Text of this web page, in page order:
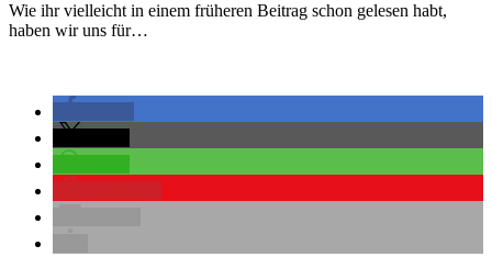
Wie ihr vielleicht in einem früheren Beitrag schon gelesen habt,
haben wir uns für…